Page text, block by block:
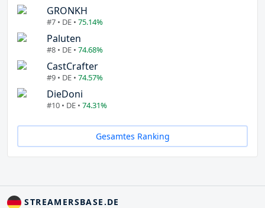
GRONKH
#7 • DE • 75.14%
Paluten
#8 • DE • 74.68%
CastCrafter
#9 • DE • 74.57%
DieDoni
#10 • DE • 74.31%
Gesamtes Ranking
STREAMERSBASE.DE